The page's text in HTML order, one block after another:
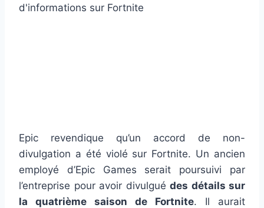
Epic revendique qu’un accord de non-
divulgation a été violé sur Fortnite. Un ancien
employé d’Epic Games serait poursuivi par
l’entreprise pour avoir divulgué des détails sur
la quatrième saison de Fortnite. Il aurait